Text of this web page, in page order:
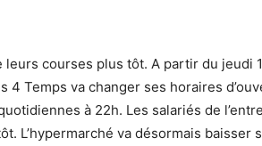
courses plus tôt. A partir du jeudi 1
4 Temps va changer ses horaires
à 22h. Les salariés de
L’hypermarché va désormais baisser